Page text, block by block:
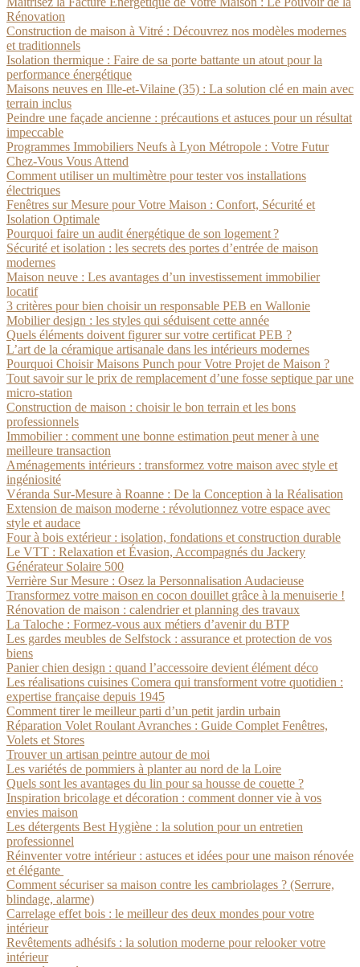
Rénovation
Construction de maison à Vitré : Découvrez nos modèles modernes
et traditionnels
Isolation thermique : Faire de sa porte battante un atout pour la
performance énergétique
Maisons neuves en Ille-et-Vilaine (35) : La solution clé en main avec
terrain inclus
Peindre une façade ancienne : précautions et astuces pour un résultat
impeccable
Programmes Immobiliers Neufs à Lyon Métropole : Votre Futur
Chez-Vous Vous Attend
Comment utiliser un multimètre pour tester vos installations
électriques
Fenêtres sur Mesure pour Votre Maison : Confort, Sécurité et
Isolation Optimale
Pourquoi faire un audit énergétique de son logement ?
Sécurité et isolation : les secrets des portes d’entrée de maison
modernes
Maison neuve : Les avantages d’un investissement immobilier
locatif
3 critères pour bien choisir un responsable PEB en Wallonie
Mobilier design : les styles qui séduisent cette année
Quels éléments doivent figurer sur votre certificat PEB ?
L’art de la céramique artisanale dans les intérieurs modernes
Pourquoi Choisir Maisons Punch pour Votre Projet de Maison ?
Tout savoir sur le prix de remplacement d’une fosse septique par une
micro-station
Construction de maison : choisir le bon terrain et les bons
professionnels
Immobilier : comment une bonne estimation peut mener à une
meilleure transaction
Aménagements intérieurs : transformez votre maison avec style et
ingéniosité
Véranda Sur-Mesure à Roanne : De la Conception à la Réalisation
Extension de maison moderne : révolutionnez votre espace avec
style et audace
Four à bois extérieur : isolation, fondations et construction durable
Le VTT : Relaxation et Évasion, Accompagnés du Jackery
Générateur Solaire 500
Verrière Sur Mesure : Osez la Personnalisation Audacieuse
Transformez votre maison en cocon douillet grâce à la menuiserie !
Rénovation de maison : calendrier et planning des travaux
La Taloche : Formez-vous aux métiers d’avenir du BTP
Les gardes meubles de Selfstock : assurance et protection de vos
biens
Panier chien design : quand l’accessoire devient élément déco
Les réalisations cuisines Comera qui transforment votre quotidien :
expertise française depuis 1945
Comment tirer le meilleur parti d’un petit jardin urbain
Réparation Volet Roulant Avranches : Guide Complet Fenêtres,
Volets et Stores
Trouver un artisan peintre autour de moi
Les variétés de pommiers à planter au nord de la Loire
Quels sont les avantages du lin pour sa housse de couette ?
Inspiration bricolage et décoration : comment donner vie à vos
envies maison
Les détergents Best Hygiène : la solution pour un entretien
professionnel
Réinventer votre intérieur : astuces et idées pour une maison rénovée
et élégante
Comment sécuriser sa maison contre les cambriolages ? (Serrure,
blindage, alarme)
Carrelage effet bois : le meilleur des deux mondes pour votre
intérieur
Revêtements adhésifs : la solution moderne pour relooker votre
intérieur